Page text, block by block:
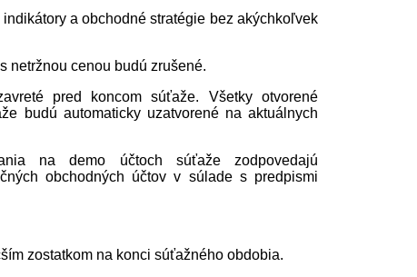
a obchodné stratégie bez akýchkoľvek
netržnou cenou budú zrušené.
pred koncom súťaže. Všetky otvorené
budú automaticky uzatvorené na aktuálnych
na demo účtoch súťaže zodpovedajú
obchodných účtov v súlade s predpismi
zostatkom na konci súťažného obdobia.